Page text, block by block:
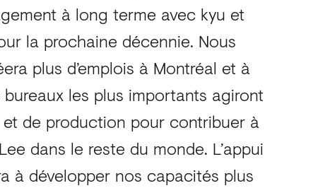
à long terme avec kyu et
la prochaine décennie. Nous
plus d’emplois à Montréal et à
les plus importants agiront
de production pour contribuer à
dans le reste du monde. L’appui
à développer nos capacités plus